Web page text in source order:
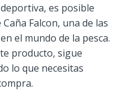
es posible
Falcon, una de las
el mundo de la pesca.
producto, sigue
lo que necesitas